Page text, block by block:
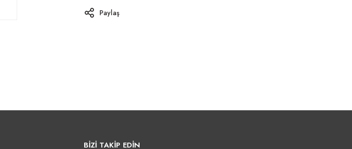
Paylaş
BİZİ TAKİP EDİN